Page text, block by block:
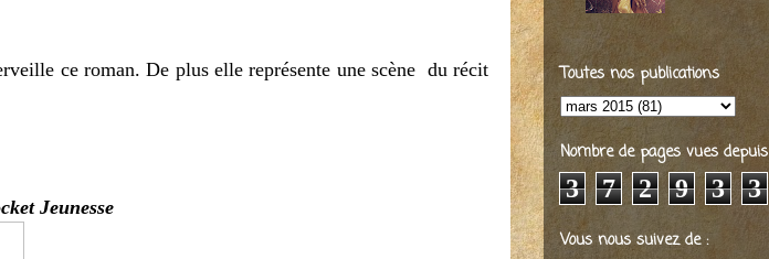
ce roman. De plus elle représente une scène du récit
Jeunesse
Toutes nos publications
Nombre de pages vues depuis
3 7 2 9 3 3
Vous nous suivez de :